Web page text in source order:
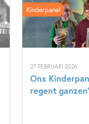
27 FEBRUARI 2026
Ons
regent ganzen’
Kinderpanel